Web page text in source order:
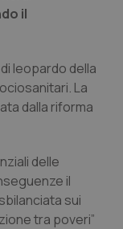
il
leopardo della
La
dalla riforma
delle
il
sui
tra poveri”